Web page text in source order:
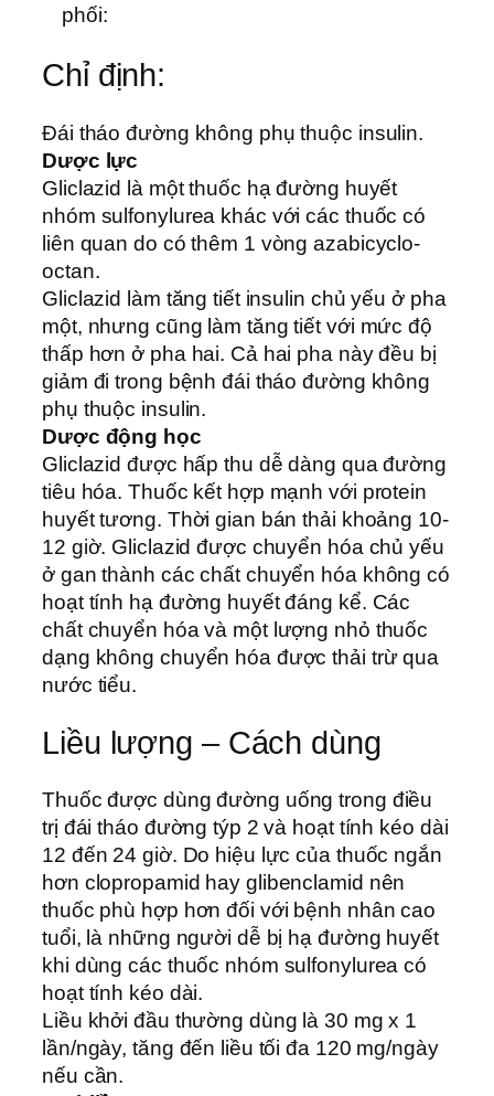
phối:
Chỉ định:
Đái tháo đường không phụ thuộc insulin.
Dược lực
Gliclazid là một thuốc hạ đường huyết
nhóm sulfonylurea khác với các thuốc có
liên quan do có thêm 1 vòng azabicyclo-
octan.
Gliclazid làm tăng tiết insulin chủ yếu ở pha
một, nhưng cũng làm tăng tiết với mức độ
thấp hơn ở pha hai. Cả hai pha này đều bị
giảm đi trong bệnh đái tháo đường không
phụ thuộc insulin.
Dược động học
Gliclazid được hấp thu dễ dàng qua đường
tiêu hóa. Thuốc kết hợp mạnh với protein
huyết tương. Thời gian bán thải khoảng 10-
12 giờ. Gliclazid được chuyển hóa chủ yếu
ở gan thành các chất chuyển hóa không có
hoạt tính hạ đường huyết đáng kể. Các
chất chuyển hóa và một lượng nhỏ thuốc
dạng không chuyển hóa được thải trừ qua
nước tiểu.
Liều lượng – Cách dùng
Thuốc được dùng đường uống trong điều
trị đái tháo đường týp 2 và hoạt tính kéo dài
12 đến 24 giờ. Do hiệu lực của thuốc ngắn
hơn clopropamid hay glibenclamid nên
thuốc phù hợp hơn đối với bệnh nhân cao
tuổi, là những người dễ bị hạ đường huyết
khi dùng các thuốc nhóm sulfonylurea có
hoạt tính kéo dài.
Liều khởi đầu thường dùng là 30 mg x 1
lần/ngày, tăng đến liều tối đa 120 mg/ngày
nếu cần.